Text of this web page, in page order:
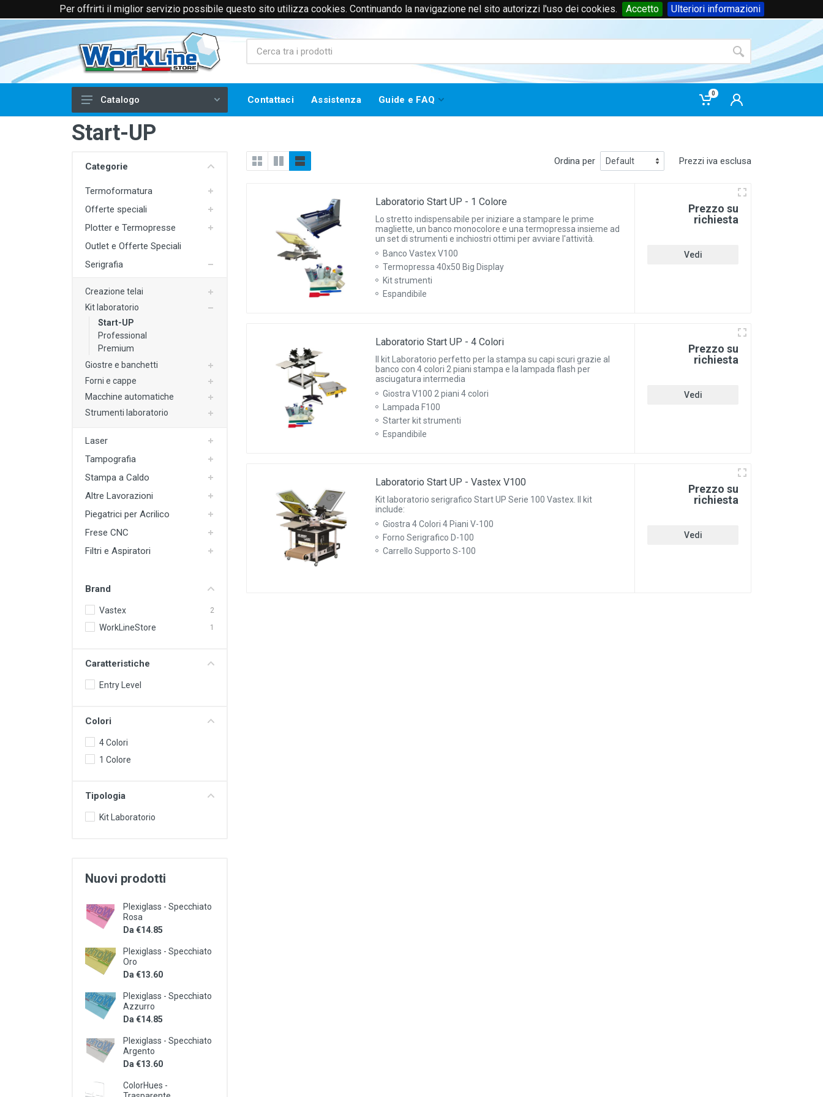
Per offrirti il miglior servizio possibile questo sito utilizza cookies. Continuando la navigazione nel sito autorizzi l'uso dei cookies. Accetto Ulteriori informazioni
+39 0174 088066 (Voce e WhatsApp) +39 0171385365 (Solo Voce) info@worklinestore.com Accedi oregistrati
Laser
Piegatrici per Acrilico
Frese CNC
Serigrafia
Tampografia
Termoformatura
Altre Lavorazioni
Outlet e Offerte Speciali
Catalogo Contattaci Assistenza Guide e FAQ
0
Start-UP
Categorie
Termoformatura
Offerte speciali
Plotter e Termopresse
Outlet e Offerte Speciali
Serigrafia
Creazione telai
Kit laboratorio
Start-UP
Professional
Premium
Giostre e banchetti
Forni e cappe
Macchine automatiche
Strumenti laboratorio
Laser
Tampografia
Stampa a Caldo
Altre Lavorazioni
Piegatrici per Acrilico
Frese CNC
Filtri e Aspiratori
Brand
Vastex 2
WorkLineStore 1
Caratteristiche
Entry Level
Colori
4 Colori
1 Colore
Tipologia
Kit Laboratorio
Nuovi prodotti
Plexiglass - Specchiato
Rosa
Da €14.85
Plexiglass - Specchiato
Oro
Da €13.60
Plexiglass - Specchiato
Azzurro
Da €14.85
Plexiglass - Specchiato
Argento
Da €13.60
ColorHues -
Ordina per Prezzi iva esclusa
Laboratorio Start UP - 1 Colore
Lo stretto indispensabile per iniziare a stampare le prime
magliette, un banco monocolore e una termopressa insieme ad
un set di strumenti e inchiostri ottimi per avviare l'attività.
Banco Vastex V100
Termopressa 40x50 Big Display
Kit strumenti
Espandibile
Prezzo su
richiesta
Vedi
Laboratorio Start UP - 4 Colori
Il kit Laboratorio perfetto per la stampa su capi scuri grazie al
banco con 4 colori 2 piani stampa e la lampada flash per
asciugatura intermedia
Giostra V100 2 piani 4 colori
Lampada F100
Starter kit strumenti
Espandibile
Prezzo su
richiesta
Vedi
Laboratorio Start UP - Vastex V100
Kit laboratorio serigrafico Start UP Serie 100 Vastex. Il kit
include:
Giostra 4 Colori 4 Piani V-100
Forno Serigrafico D-100
Carrello Supporto S-100
Prezzo su
richiesta
Vedi